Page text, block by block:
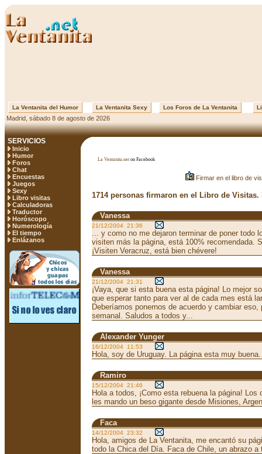
La Ventanita del Humor La Ventanita Sexy Los Foros de La Ventanita
Madrid, sábado 8 de agosto de 2026
SERVICIOS
Inicio
Humor
Foros
Chat
Encuestas
Juegos
Sexy
Libro visitas
Calculadoras
Traductor
Horóscopo
Numerología
El tiempo
Enlázanos
La Ventanita.net on Facebook
Firmar en el libro de
1714 personas firmaron en el Libro de Visitas.
Vanessa
21/12/2004 21:36
... y como no me dejaron terminar de poner todo
visiten más la página, está 100% recomendada.
¡Visiten Veracruz, está bien chévere!
Vanessa
21/12/2004 21:31
¡Vaya, que si esta buena esta página! Lo mejor
que esperar tanto para ver al de cada mes está
Deberíamos ponernos de acuerdo y cambiar
semanal. Saludos a todos y...
Alexander Yunger
16/12/2004 11:53
Hola, soy de Uruguay. La página esta muy buena.
Ramiro
15/12/2004 21:46
Hola a todos, ¡Como esta rebuena la página!
les mando un beso gigante desde Misiones,
Faca
14/12/2004 23:32
Hola, amigos de La Ventanita, me encantó su
todo la Chica del Día. Faca de Chile, un abrazo a